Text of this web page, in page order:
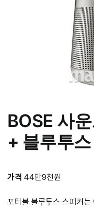
BOSE 사
+ 블루투
가격 44만9천원
포터블 블루투스 스피커